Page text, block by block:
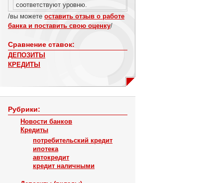
соответствуют уровню.
/вы можете оставить отзыв о работе
банка и поставить свою оценку/
Сравнение ставок:
ДЕПОЗИТЫ
КРЕДИТЫ
Рубрики:
Новости банков
Кредиты
потребительский кредит
ипотека
автокредит
кредит наличными